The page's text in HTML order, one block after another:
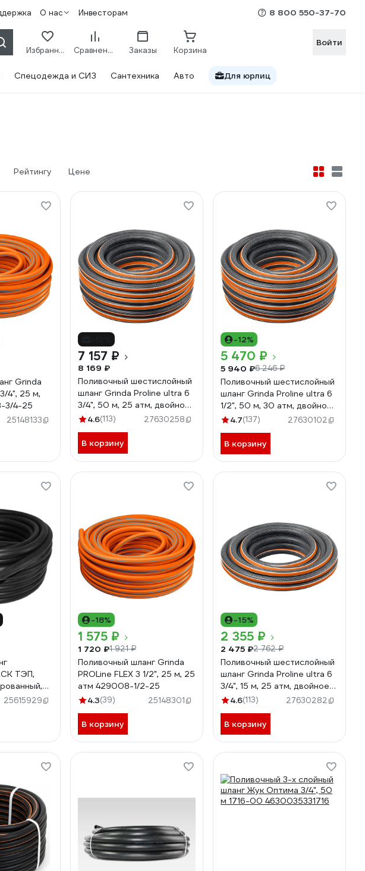
О нас Инвесторам 8 800 550-37-70
Избранное Сравнение Заказы Корзина
Войти
Спецодежда и СИЗ Сантехника Авто Для юрлиц
Рейтингу Цене
Grinda
4", 25 м,
3/4-25
25148133
7 157 ₽
8 169 ₽
Поливочный шестислойный
шланг Grinda Proline ultra 6
3/4", 50 м, 25 атм, двойное
армирование 429009-3/4-
4.6(113) 27630258
В корзину
-12%
5 470 ₽
5 940 ₽6 246 ₽
Поливочный шестислойный
шланг Grinda Proline ultra 6
1/2", 50 м, 30 атм, двойное
армирование 429009-1/2-
4.7(137) 27630102
В корзину
ТЭП,
7558150
25615929
-18%
1 575 ₽
1 720 ₽1 921 ₽
Поливочный шланг Grinda
PROLine FLEX 3 1/2", 25 м, 25
атм 429008-1/2-25
4.3(39) 25148301
В корзину
-15%
2 355 ₽
2 475 ₽2 762 ₽
Поливочный шестислойный
шланг Grinda Proline ultra 6
3/4", 15 м, 25 атм, двойное
армирование 429009-3/4-
4.6(113) 27630282
В корзину